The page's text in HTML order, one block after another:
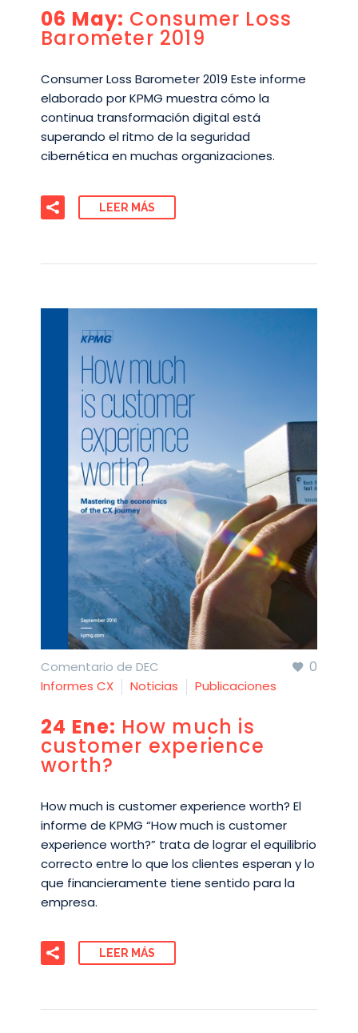
06 May: Consumer Loss
Barometer 2019
Consumer Loss Barometer 2019 Este informe
elaborado por KPMG muestra cómo la
continua transformación digital está
superando el ritmo de la seguridad
cibernética en muchas organizaciones.
LEER MÁS
0
Comentario de DEC
Informes CX
Noticias Publicaciones
24 Ene: How much is
customer experience
worth?
How much is customer experience worth? El
informe de KPMG “How much is customer
experience worth?” trata de lograr el equilibrio
correcto entre lo que los clientes esperan y lo
que financieramente tiene sentido para la
empresa.
LEER MÁS